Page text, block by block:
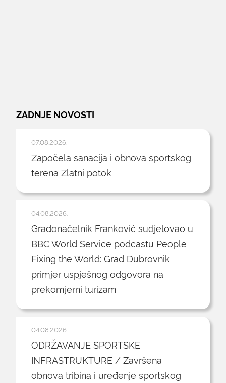
ZADNJE NOVOSTI
07.08.2026.
Započela sanacija i obnova sportskog
terena Zlatni potok
04.08.2026.
Gradonačelnik Franković sudjelovao u
BBC World Service podcastu People
Fixing the World: Grad Dubrovnik
primjer uspješnog odgovora na
prekomjerni turizam
04.08.2026.
ODRŽAVANJE SPORTSKE
INFRASTRUKTURE / Završena
obnova tribina i uređenje sportskog